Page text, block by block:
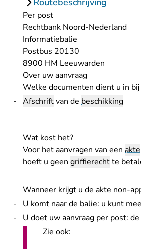
Per post
Rechtbank Noord-Nederland
Informatiebalie
Postbus 20130
8900 HM Leeuwarden
Over uw aanvraag
Welke documenten dient u in bij
Afschriftvan de beschikking
Wat kost het?
Voor het aanvragen van een akte
hoeft u geen griffierechtte
Wanneer krijgt u de akte non-
U komt naar de balie: u kunt
U doet uw aanvraag per post:
Zie ook: